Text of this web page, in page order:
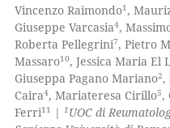
Citing Publications
Supporting
Mentioning
Contrasting
Vincenzo Raimondo1 ,
Giuseppe Varcasia4,
Roberta Pellegrini7, Pietro
Massaro10, Jessica Maria El
Giuseppa Pagano Mariano2,
Caira4, Mariateresa Cirillo5,
Ferri11 | 1 UOC di